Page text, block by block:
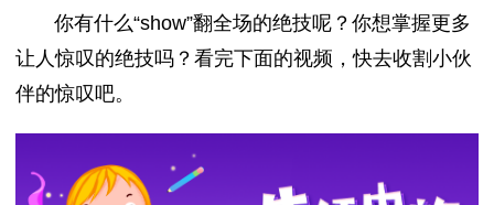
你有什么“show”翻全场的绝技呢？你想掌握更多
让人惊叹的绝技吗？看完下面的视频，快去收割小伙
伴的惊叹吧。